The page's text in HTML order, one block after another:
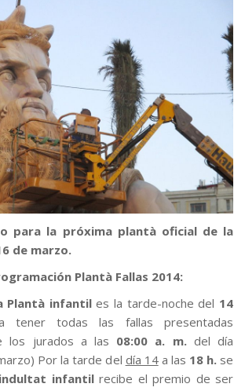
para la próxima plantà oficial de la
de marzo.
Plantà Fallas 2014:
Plantà infantiles la tarde-noche del 14
tener todas las fallas presentadas
los jurados a las 08:00 a. m.del día
Por la tarde del día 14a las 18 h.se
infantilrecibe el premio de ser